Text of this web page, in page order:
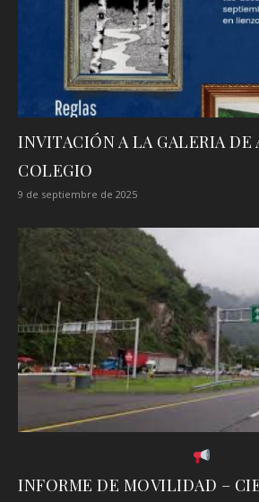
INVITACIÓN A LA GALERIA DE
COLEGIO
9 de septiembre de 2025
INFORME DE MOVILIDAD –